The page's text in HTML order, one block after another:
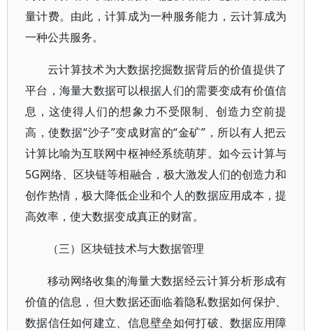
量计费。由此，计算成为一种服务能力，云计算成为
一种公共服务。
云计算技术为大数据挖掘数据背后的价值提供了
平台，海量大数据可以根据人们的需要变成有价值信
息，这使得人们的想象力不受限制、创造力空前提
高，使数据“沙子”变成财富的“金矿”，所以有人把云
计算比喻为互联网中枢神经系统萌芽。如今云计算与
5G网络、区块链等相融合，极大激发人们的创造力和
创作热情，极大降低企业和个人的数据应用成本，提
高效率，使大数据变成真正的财富。
（三）区块链技术与大数据管理
移动网络收集的海量大数据经云计算分析形成有
价值的信息，但大数据还面临着隐私数据如何保护、
数据信任如何建立、信息壁垒如何打破、数据应用障